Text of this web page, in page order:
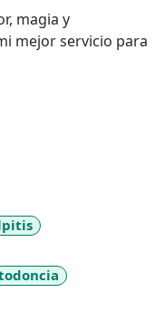
magia y